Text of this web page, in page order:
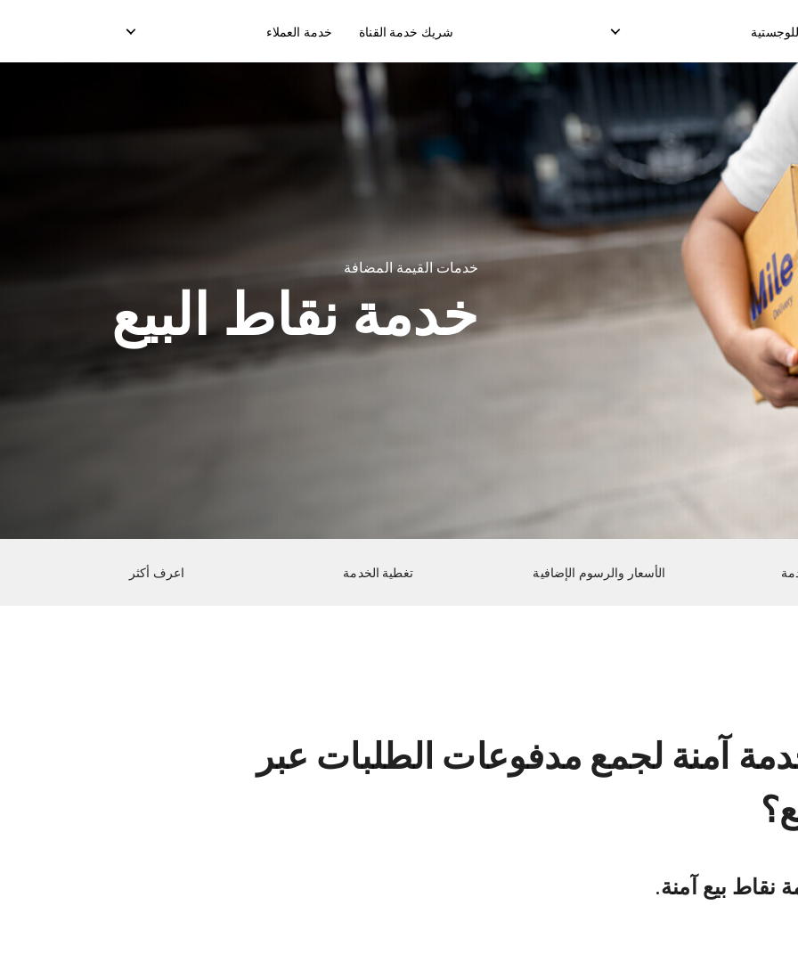
الدروب شيب الدولي
توصيل البضائع الدولية
الدولي الموحد
الإلتقاط العكسي
إدارة الإسترجاع
نموذج التسليم في السوق
شريك خدمة القناة خدمة العملاء
خدمات القيمة المضافة
خدمة نقاط البيع
الأسعار والرسوم الإضافية تغطية الخدمة اعرف أكثر
آمنة لجمع مدفوعات الطلبات عبر
نقاط بيع آمنة.